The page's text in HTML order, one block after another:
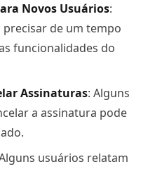
Novos Usuários:
de um tempo
funcionalidades do
Assinaturas: Alguns
a assinatura pode
usuários relatam